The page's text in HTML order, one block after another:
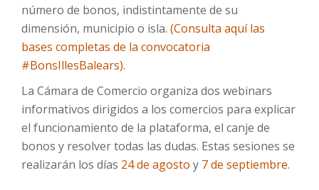
número de bonos, indistintamente de su
dimensión, municipio o isla. (Consulta aquí las
bases completas de la convocatoria
#BonsIllesBalears).
La Cámara de Comercio organiza dos webinars
informativos dirigidos a los comercios para explicar
el funcionamiento de la plataforma, el canje de
bonos y resolver todas las dudas. Estas sesiones se
realizarán los días 24 de agosto y 7 de septiembre.